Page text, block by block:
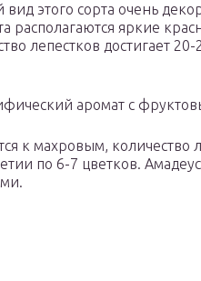
этого сорта очень
располагаются яркие
лепестков достигает
аромат с
к махровым, количество
по 6-7 цветков.